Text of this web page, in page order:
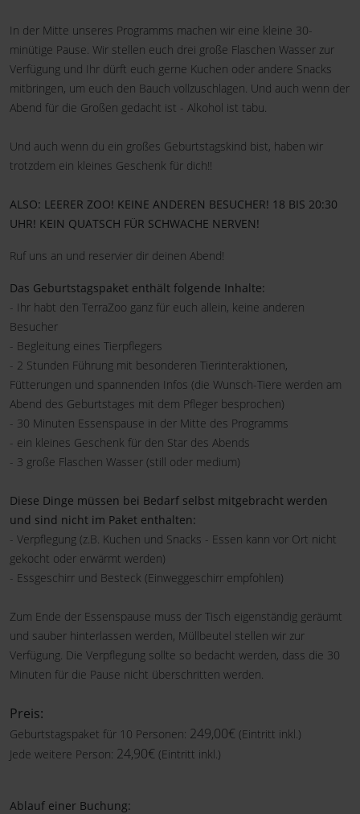
In der Mitte unseres Programms machen wir eine kleine 30-
minütige Pause. Wir stellen euch drei große Flaschen Wasser zur
Verfügung und Ihr dürft euch gerne Kuchen oder andere Snacks
mitbringen, um euch den Bauch vollzuschlagen. Und auch wenn der
Abend für die Großen gedacht ist - Alkohol ist tabu.
Und auch wenn du ein großes Geburtstagskind bist, haben wir
trotzdem ein kleines Geschenk für dich!!
ALSO: LEERER ZOO! KEINE ANDEREN BESUCHER! 18 BIS 20:30
UHR! KEIN QUATSCH FÜR SCHWACHE NERVEN!
Ruf uns an und reservier dir deinen Abend!
Das Geburtstagspaket enthält folgende Inhalte:
- Ihr habt den TerraZoo ganz für euch allein, keine anderen
Besucher
- Begleitung eines Tierpflegers
- 2 Stunden Führung mit besonderen Tierinteraktionen,
Fütterungen und spannenden Infos (die Wunsch-Tiere werden am
Abend des Geburtstages mit dem Pfleger besprochen)
- 30 Minuten Essenspause in der Mitte des Programms
- ein kleines Geschenk für den Star des Abends
- 3 große Flaschen Wasser (still oder medium)
Diese Dinge müssen bei Bedarf selbst mitgebracht werden
und sind nicht im Paket enthalten:
- Verpflegung (z.B. Kuchen und Snacks - Essen kann vor Ort nicht
gekocht oder erwärmt werden)
- Essgeschirr und Besteck (Einweggeschirr empfohlen)
Zum Ende der Essenspause muss der Tisch eigenständig geräumt
und sauber hinterlassen werden, Müllbeutel stellen wir zur
Verfügung. Die Verpflegung sollte so bedacht werden, dass die 30
Minuten für die Pause nicht überschritten werden.
Preis:
Geburtstagspaket für 10 Personen: 249,00€ (Eintritt inkl.)
Jede weitere Person: 24,90€ (Eintritt inkl.)
Ablauf einer Buchung: